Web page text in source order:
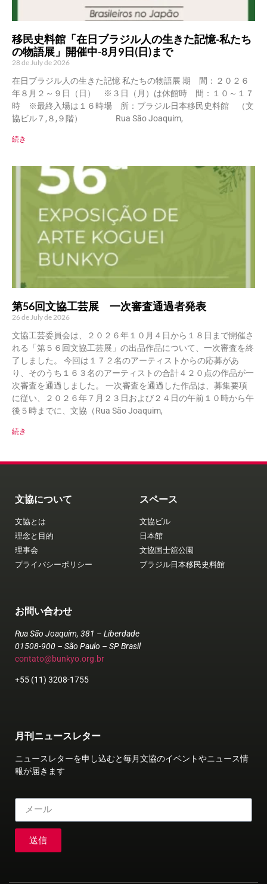
移民史料館「在日ブラジル人の生きた記憶-私たち
の物語展」開催中-8月9日(日)まで
28 de July de 2026
在日ブラジル人の生きた記憶 私たちの物語展 期 間：２０２６
年８月２～９日（日） ※３日（月）は休館時 間：１０～１７
時 ※最終入場は１６時場 所：ブラジル日本移民史料館 （文
協ビル７,８,９階） Rua São Joaquim,
続き
第56回文協工芸展 一次審査通過者発表
26 de July de 2026
文協工芸委員会は、２０２６年１０月４日から１８日まで開催さ
れる「第５６回文協工芸展」の出品作品について、一次審査を終
了しました。 今回は１７２名のアーティストからの応募があ
り、そのうち１６３名のアーティストの合計４２０点の作品が一
次審査を通過しました。 一次審査を通過した作品は、募集要項
に従い、２０２６年７月２３日および２４日の午前１０時から午
後５時までに、文協（Rua São Joaquim,
続き
文協について
文協とは
理念と目的
理事会
プライバシーポリシー
スペース
文協ビル
日本館
文協国士舘公園
ブラジル日本移民史料館
お問い合わせ
Rua São Joaquim, 381 – Liberdade
01508-900 – São Paulo – SP Brasil
contato@bunkyo.org.br
+55 (11) 3208-1755
月刊ニュースレター
ニュースレターを申し込むと毎月文協のイベントやニュース情
報が届きます
送信